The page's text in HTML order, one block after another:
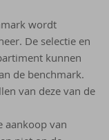
wordt
De selectie en
kunnen
de benchmark.
van deze van de
aankoop van